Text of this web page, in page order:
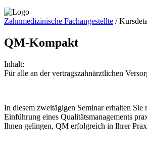
Zahnmedizinische Fachangestellte /
QM-Kompakt
Inhalt:
Für alle an der vertragszahnärztlichen
In diesem zweitägigen Seminar erhalten
Einführung eines Qualitätsmanagements
Ihnen gelingen, QM erfolgreich in Ihrer